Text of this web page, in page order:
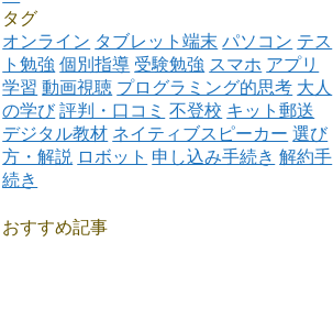
タグ
オンライン タブレット端末 パソコン テス
ト勉強 個別指導 受験勉強 スマホ アプリ
学習 動画視聴 プログラミング的思考 大人
の学び 評判・口コミ 不登校 キット郵送
デジタル教材 ネイティブスピーカー 選び
方・解説 ロボット 申し込み手続き 解約手
続き
おすすめ記事